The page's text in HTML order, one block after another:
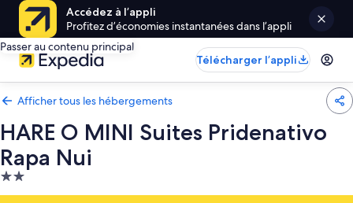
Accédez à l’appli
Profitez d’économies instantanées dans l’appli
Passer au contenu principal
Télécharger l’appli
Afficher tous les hébergements
HARE O MINI Suites Pridenativo
Rapa Nui
Hébergement
2.0 étoiles